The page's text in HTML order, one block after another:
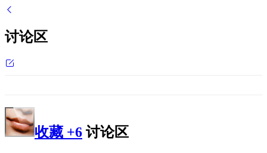
讨论区
收藏 +6 讨论区